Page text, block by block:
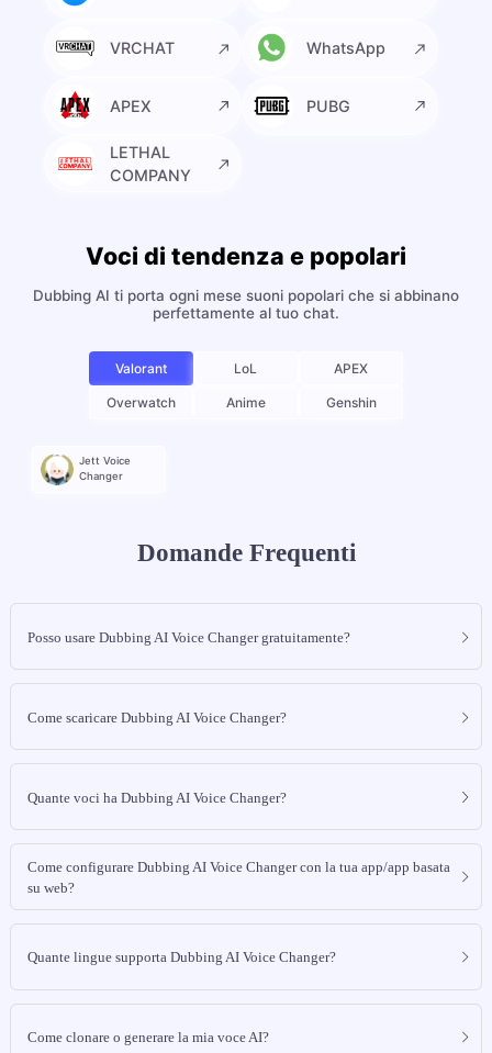
VRCHAT WhatsApp
APEX PUBG
LETHAL
COMPANY
Voci di tendenza e popolari
Dubbing AI ti porta ogni mese suoni popolari che si abbinano
perfettamente al tuo chat.
Valorant LoL APEX
Overwatch Anime Genshin
Jett Voice
Changer
Domande Frequenti
Posso usare Dubbing AI Voice Changer gratuitamente?
Come scaricare Dubbing AI Voice Changer?
Quante voci ha Dubbing AI Voice Changer?
Come configurare Dubbing AI Voice Changer con la tua app/app basata
su web?
Quante lingue supporta Dubbing AI Voice Changer?
Come clonare o generare la mia voce AI?